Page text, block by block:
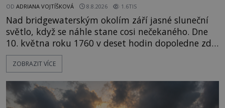
OD ADRIANA VOJTÍŠKOVÁ 8.8.2026 1.6TIS
Nad bridgewaterským okolím září jasné sluneční
světlo, když se náhle stane cosi nečekaného. Dne
10. května roku 1760 v deset hodin dopoledne zde
dojde k vůbec prvnímu historicky doloženému
přeletu UFO. Podle záznamů vyzařuje takové
jen o nějaký optický klam, nebo se zde skutečně
právě vznáší mimozemská loď
ZOBRAZIT VÍCE